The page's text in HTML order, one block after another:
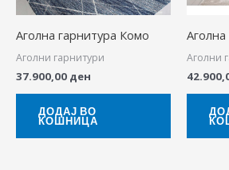
Аголна гарнитура Комо
Аголни гарнитури
37.900,00 ден
ДОДАЈ ВО
КОШНИЦА
Аголни